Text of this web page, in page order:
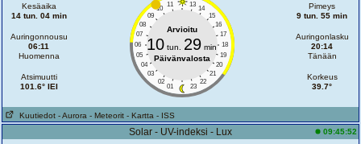
Kesäaika
14 tun. 04 min
Auringonnousu
06:11
Huomenna
Atsimuutti
101.6° IEI
11 13
10
14
09
15
08
16
07
17
06
18
05
19
04
20
03
21
02
22
01 23
Arvioitu
10 tun. 29 min
Päivänvalosta
Pimeys
9 tun. 55 min
Auringonlasku
20:14
Tänään
Korkeus
39.7°
Kuutiedot - Aurora - Meteorit - Kartta - ISS
Solar - UV-indeksi - Lux 09:45:52